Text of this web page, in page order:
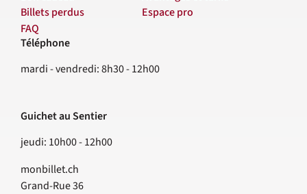
Billets perdus
FAQ
Espace pro
Contact
Téléphone
mardi - vendredi: 8h30 - 12h00
Guichet au Sentier
jeudi: 10h00 - 12h00
monbillet.ch
Grand-Rue 36